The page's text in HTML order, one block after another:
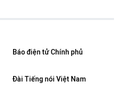
Báo điện tử Chính phủ
Đài Tiếng nói Việt Nam